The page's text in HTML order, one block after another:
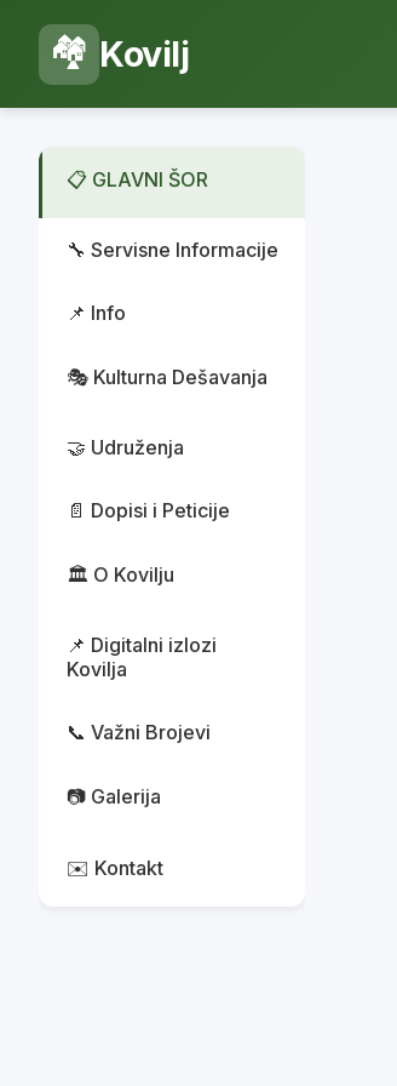
🏘️ Kovilj
📋 GLAVNI ŠOR
🔧 Servisne Informacije
📌 Info
🎭 Kulturna Dešavanja
🤝 Udruženja
📄 Dopisi i Peticije
🏛️ O Kovilju
📌 Digitalni izlozi
Kovilja
📞 Važni Brojevi
📷 Galerija
✉️ Kontakt